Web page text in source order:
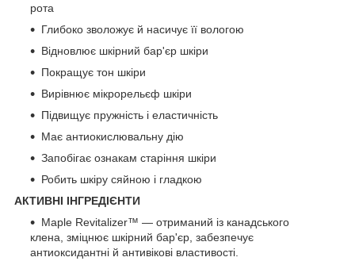
рота
Глибоко зволожує й насичує її вологою
Відновлює шкірний бар'єр шкіри
Покращує тон шкіри
Вирівнює мікрорельєф шкіри
Підвищує пружність і еластичність
Має антиокислювальну дію
Запобігає ознакам старіння шкіри
Робить шкіру сяйною і гладкою
АКТИВНІ ІНГРЕДІЄНТИ
Maple Revitalizer™ — отриманий із канадського
клена, зміцнює шкірний бар'єр, забезпечує
антиоксидантні й антивікові властивості.